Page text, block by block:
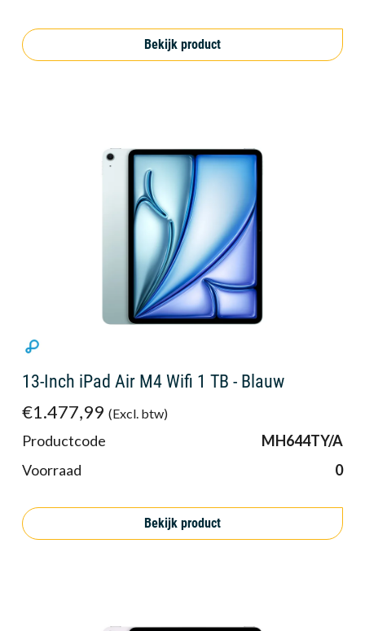
Bekijk product
13-Inch iPad Air M4 Wifi 1 TB - Blauw
€1.477,99 (Excl. btw)
Productcode
MH644TY/A
Voorraad
0
Bekijk product